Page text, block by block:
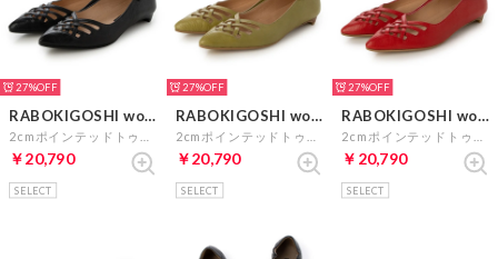
27%
RABOKIGOSHI works
￥20,790
SELECT
27%
RABOKIGOSHI works
￥20,790
SELECT
27%
RABOKIGOSHI works
￥20,790
SELECT